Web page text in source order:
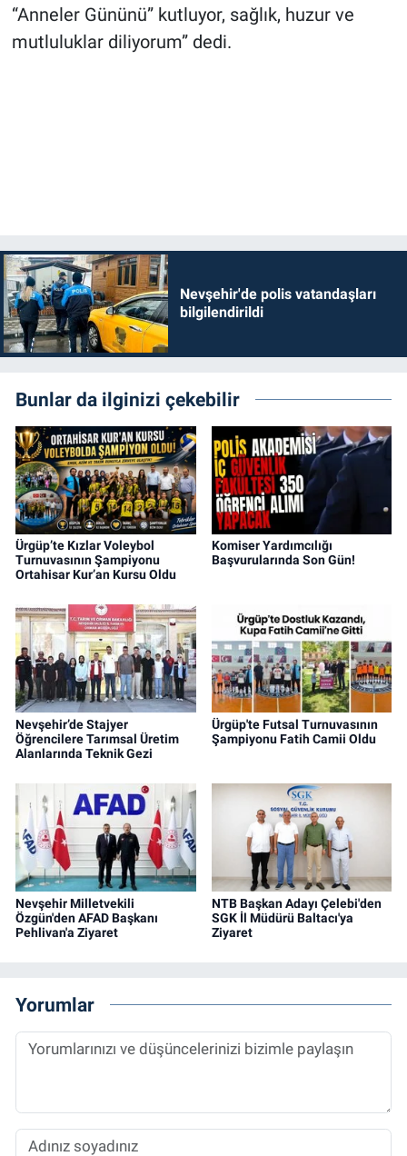
“Anneler Gününü” kutluyor, sağlık, huzur ve
mutluluklar diliyorum” dedi.
Nevşehir'de polis vatandaşları
bilgilendirildi
Bunlar da ilginizi çekebilir
Ürgüp’te Kızlar Voleybol
Turnuvasının Şampiyonu
Ortahisar Kur’an Kursu Oldu
Komiser Yardımcılığı
Başvurularında Son Gün!
Nevşehir’de Stajyer
Öğrencilere Tarımsal Üretim
Alanlarında Teknik Gezi
Ürgüp'te Futsal Turnuvasının
Şampiyonu Fatih Camii Oldu
Nevşehir Milletvekili
Özgün'den AFAD Başkanı
Pehlivan'a Ziyaret
NTB Başkan Adayı Çelebi'den
SGK İl Müdürü Baltacı'ya
Ziyaret
Yorumlar